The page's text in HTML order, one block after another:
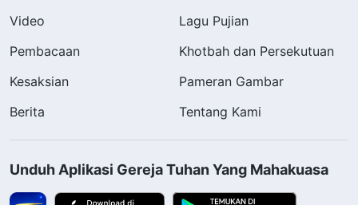
Video
Lagu Pujian
Pembacaan
Khotbah dan Persekutuan
Kesaksian
Pameran Gambar
Berita
Tentang Kami
Unduh Aplikasi Gereja Tuhan Yang Mahakuasa